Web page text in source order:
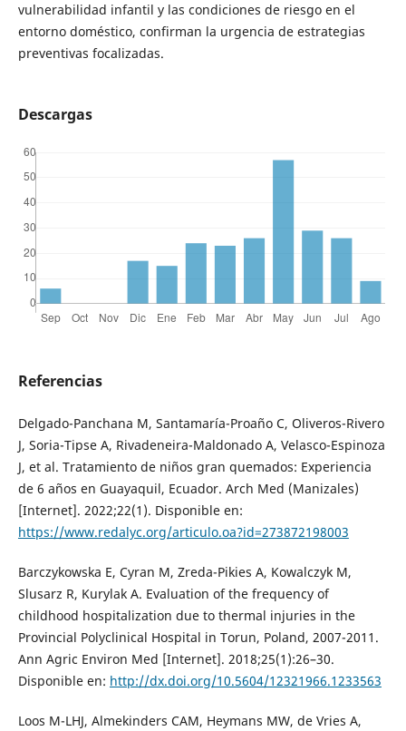
vulnerabilidad infantil y las condiciones de riesgo en el
entorno doméstico, confirman la urgencia de estrategias
preventivas focalizadas.
Descargas
Referencias
Delgado-Panchana M, Santamaría-Proaño C, Oliveros-Rivero
J, Soria-Tipse A, Rivadeneira-Maldonado A, Velasco-Espinoza
J, et al. Tratamiento de niños gran quemados: Experiencia
de 6 años en Guayaquil, Ecuador. Arch Med (Manizales)
[Internet]. 2022;22(1). Disponible en:
https://www.redalyc.org/articulo.oa?id=273872198003
Barczykowska E, Cyran M, Zreda-Pikies A, Kowalczyk M,
Slusarz R, Kurylak A. Evaluation of the frequency of
childhood hospitalization due to thermal injuries in the
Provincial Polyclinical Hospital in Torun, Poland, 2007-2011.
Ann Agric Environ Med [Internet]. 2018;25(1):26–30.
Disponible en: http://dx.doi.org/10.5604/12321966.1233563
Loos M-LHJ, Almekinders CAM, Heymans MW, de Vries A,